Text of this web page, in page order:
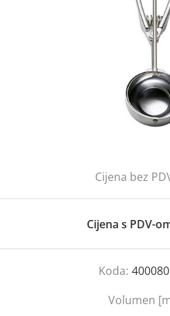
Cijena bez
Cijena s PDV-
Koda:
Volumen